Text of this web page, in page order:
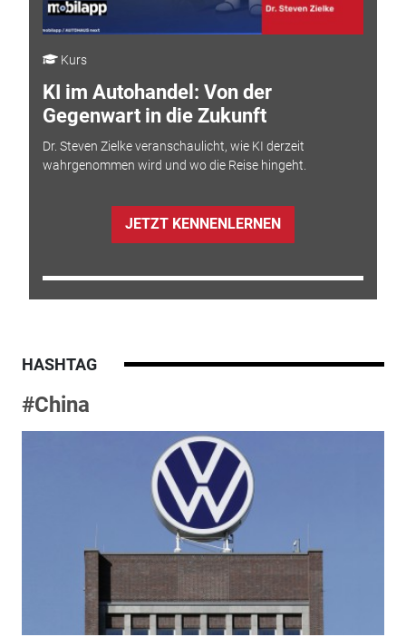
Kurs
KI im Autohandel: Von der
Gegenwart in die Zukunft
Dr. Steven Zielke veranschaulicht, wie KI derzeit
wahrgenommen wird und wo die Reise hingeht.
JETZT KENNENLERNEN
HASHTAG
#China